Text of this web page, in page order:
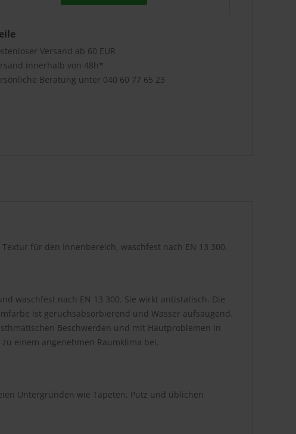
Versand ab 60 EUR
innerhalb von 48h*
Beratung unter 040 60 77 65 23
für den Innenbereich, waschfest nach EN 13 300.
waschfest nach EN 13 300. Sie wirkt antistatisch. Die
ist geruchsabsorbierend und Wasser aufsaugend.
Beschwerden und mit Hautproblemen in
einem angenehmen Raumklima bei.
Untergründen wie Tapeten, Putz und üblichen